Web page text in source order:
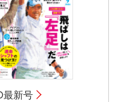
最新号